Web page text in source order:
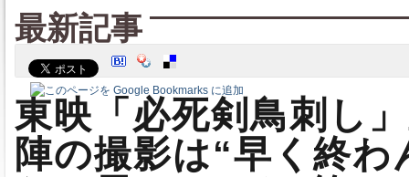
最新記事
東映「必死剣鳥刺し
陣の撮影は“早く終わ